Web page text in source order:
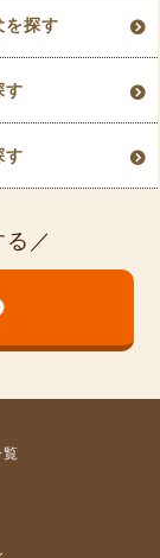
を探す
す
す
覧